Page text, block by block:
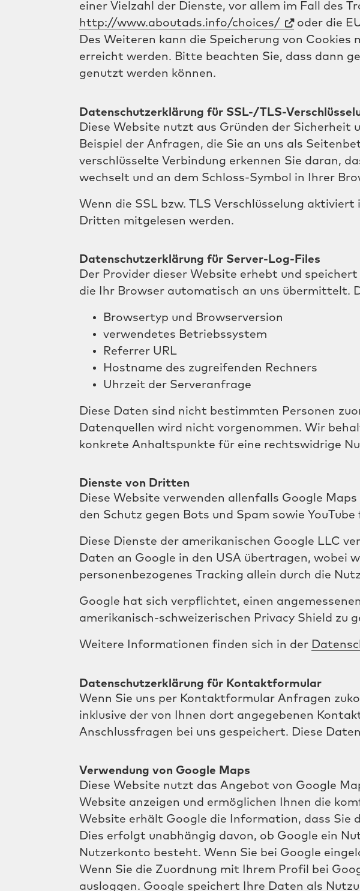
einer Vielzahl der Dienste, vor allem im Fall des
http://www.aboutads.info/choices/
oder die
Des Weiteren kann die Speicherung von
erreicht werden. Bitte beachten Sie, dass dann
genutzt werden können.
Datenschutzerklärung für SSL-/TLS-
Diese Website nutzt aus Gründen der
Beispiel der Anfragen, die Sie an uns als
verschlüsselte Verbindung erkennen Sie daran,
wechselt und an dem Schloss-Symbol in Ihrer
Wenn die SSL bzw. TLS Verschlüsselung
Dritten mitgelesen werden.
Datenschutzerklärung für Server-Log-Files
Der Provider dieser Website erhebt und
die Ihr Browser automatisch an uns übermittelt.
Browsertyp und Browserversion
verwendetes Betriebssystem
Referrer URL
Hostname des zugreifenden Rechners
Uhrzeit der Serveranfrage
Diese Daten sind nicht bestimmten Personen
Datenquellen wird nicht vorgenommen. Wir
konkrete Anhaltspunkte für eine rechtswidrige
Dienste von Dritten
Diese Website verwenden allenfalls Google
den Schutz gegen Bots und Spam sowie
Diese Dienste der amerikanischen Google LLC
Daten an Google in den USA übertragen, wobei
personenbezogenes Tracking allein durch die
Google hat sich verpflichtet, einen
amerikanisch-schweizerischen Privacy Shield zu
Weitere Informationen finden sich in der
Datenschutzerklärung für Kontaktformular
Wenn Sie uns per Kontaktformular Anfragen
inklusive der von Ihnen dort angegebenen
Anschlussfragen bei uns gespeichert. Diese
Verwendung von Google Maps
Diese Website nutzt das Angebot von Google
Website anzeigen und ermöglichen Ihnen die
Website erhält Google die Information, dass Sie
Dies erfolgt unabhängig davon, ob Google ein
Nutzerkonto besteht. Wenn Sie bei Google
Wenn Sie die Zuordnung mit Ihrem Profil bei
ausloggen. Google speichert Ihre Daten als